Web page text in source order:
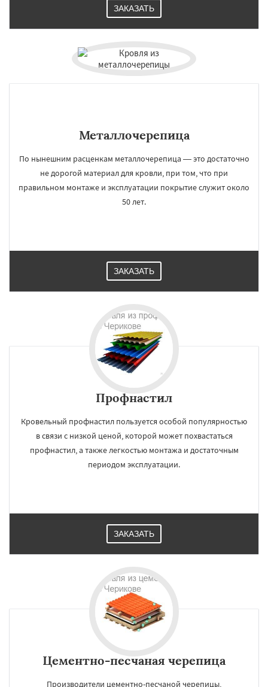
ЗАКАЗАТЬ
Металлочерепица
По нынешним расценкам металлочерепица — это достаточно
не дорогой материал для кровли, при том, что при
правильном монтаже и эксплуатации покрытие служит около
50 лет.
ЗАКАЗАТЬ
Профнастил
Кровельный профнастил пользуется особой популярностью
в связи с низкой ценой, которой может похвастаться
профнастил, а также легкостью монтажа и достаточным
периодом эксплуатации.
ЗАКАЗАТЬ
Цементно-песчаная черепица
Производители цементно-песчаной черепицы,